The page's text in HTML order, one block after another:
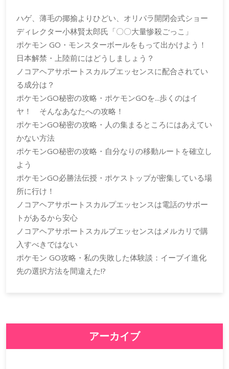
ハゲ、薄毛の揶揄よりひどい、オリパラ開閉会式ショー
ディレクター小林賢太郎氏「〇〇大量惨殺ごっこ」
ポケモン GO・モンスターボールをもって出かけよう！
日本解禁・上陸前にはどうしましょう？
ノコアヘアサポートスカルプエッセンスに配合されてい
る成分は？
ポケモンGO秘密の攻略・ポケモンGOを...歩くのはイ
ヤ！ そんなあなたへの攻略！
ポケモンGO秘密の攻略・人の集まるところにはあえてい
かない方法
ポケモンGO秘密の攻略・自分なりの移動ルートを確立し
よう
ポケモンGO必勝法伝授・ポケストップが密集している場
所に行け！
ノコアヘアサポートスカルプエッセンスは電話のサポー
トがあるから安心
ノコアヘアサポートスカルプエッセンスはメルカリで購
入すべきではない
ポケモン GO攻略・私の失敗した体験談：イーブイ進化
先の選択方法を間違えた!?
アーカイブ